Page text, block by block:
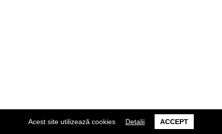
Acest site utilizează cookies Detalii ACCEPT